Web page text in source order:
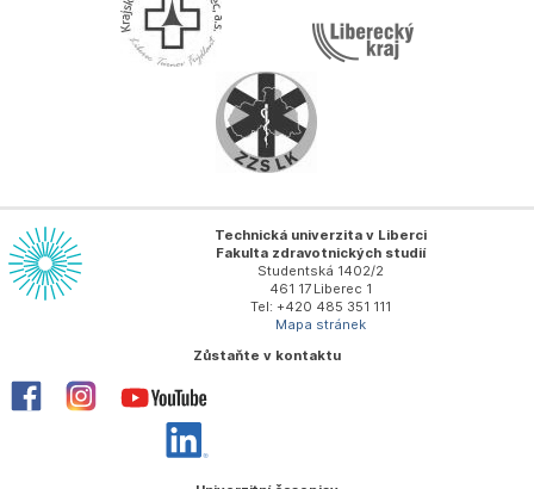
Technická univerzita v Liberci
Fakulta zdravotnických studií
Studentská 1402/2
461 17 Liberec 1
Tel: +420 485 351 111
Mapa stránek
Zůstaňte v kontaktu